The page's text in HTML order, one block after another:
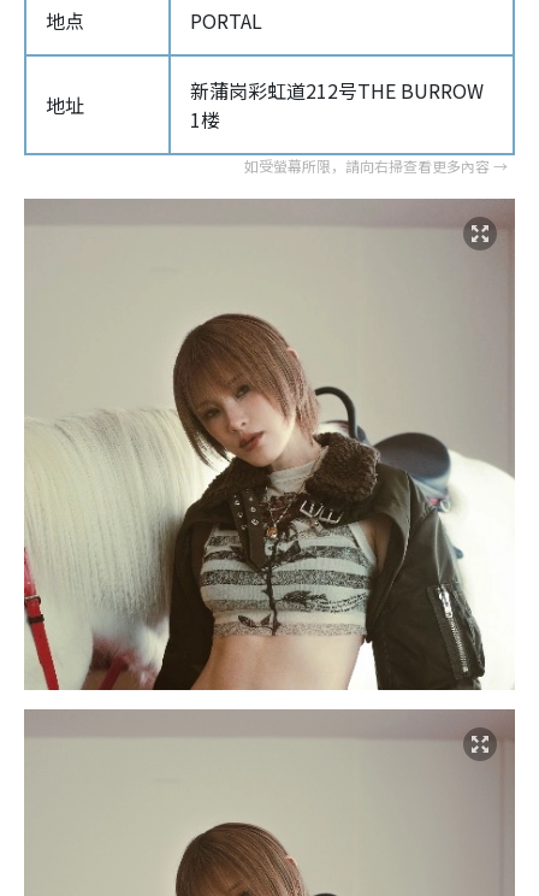
地点 PORTAL
地址
新蒲岗彩虹道212号THE BURROW
1楼